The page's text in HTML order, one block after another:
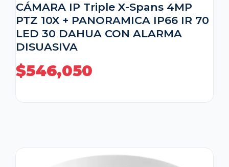
CÁMARA IP Triple X-Spans 4MP
PTZ 10X + PANORAMICA IP66 IR 70
LED 30 DAHUA CON ALARMA
DISUASIVA
$546,050